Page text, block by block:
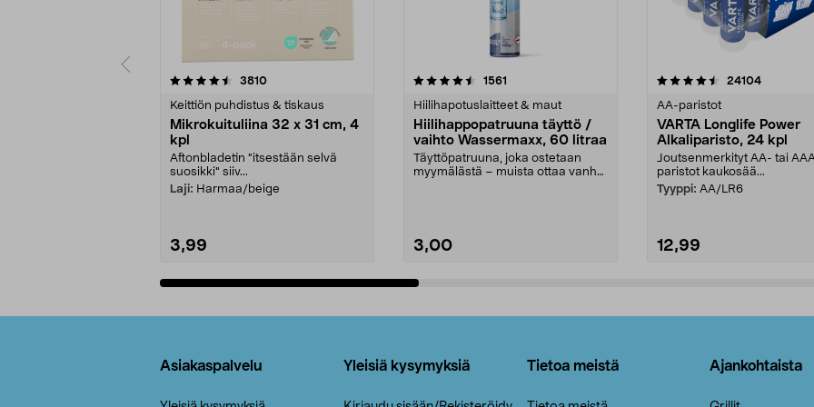
3810arvostelut
Keittiön puhdistus & tiskaus
Mikrokuituliina 32 x 31 cm, 4
kpl
Aftonbladetin "itsestään selvä
suosikki" siiv...
Laji: Harmaa/beige
3,99
4.5viidestä
1561
Hiilihapotuslaitteet & maut
Hiilihappopatruuna täyttö /
vaihto Wassermaxx, 60 litraa
Täyttöpatruuna, joka ostetaan
myymälästä – muista ottaa vanha
3,00
4.5viidestä
24104arvostelut
AA-paristot
VARTA Longlife Power
Alkaliparisto, 24 kpl
Joutsenmerkityt AA- tai
paristot kaukosää...
Tyyppi: AA/LR6
12,99
4.5viidestä
Asiakaspalvelu Yleisiä kysymyksiä Tietoa meistä Ajankohtaista